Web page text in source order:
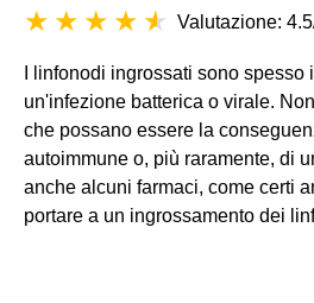
Valutazione:
I linfonodi ingrossati sono spesso
un'infezione batterica o virale.
che possano essere la
autoimmune o, più raramente, di
anche alcuni farmaci, come certi
portare a un ingrossamento dei